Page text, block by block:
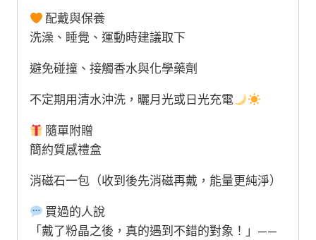
配戴與保養
洗澡、睡覺、運動時建議取下
避免碰撞、接觸香水與化學藥劑
不定期用清水沖洗，曬月光或日光充電
隨單附贈
簡約質感禮盒
消磁石一包（收到後先消磁再戴，能量更純淨）
買過的人說
「戴了粉晶之後，真的遇到不錯的對象！」——